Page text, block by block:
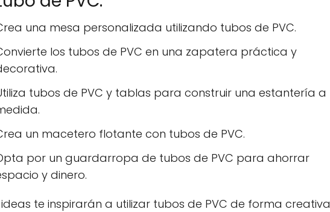
una mesa personalizada utilizando tubos de PVC.
los tubos de PVC en una zapatera práctica y
tubos de PVC y tablas para construir una estantería a
un macetero flotante con tubos de PVC.
por un guardarropa de tubos de PVC para ahorrar
y dinero.
ideas te inspirarán a utilizar tubos de PVC de forma creativa